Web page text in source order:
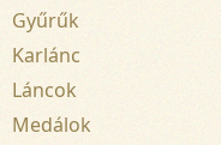
Gyűrűk
Karlánc
Láncok
Medálok